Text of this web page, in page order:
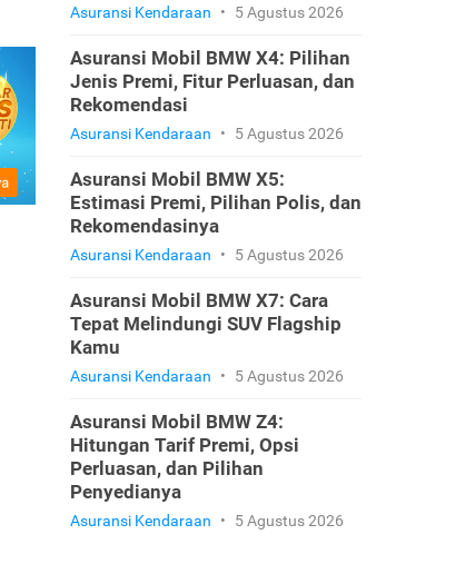
Asuransi Kendaraan • 5 Agustus 2026
Asuransi Mobil BMW X4: Pilihan
Jenis Premi, Fitur Perluasan, dan
Rekomendasi
Asuransi Kendaraan • 5 Agustus 2026
Asuransi Mobil BMW X5:
Estimasi Premi, Pilihan Polis, dan
Rekomendasinya
Asuransi Kendaraan • 5 Agustus 2026
Asuransi Mobil BMW X7: Cara
Tepat Melindungi SUV Flagship
Kamu
Asuransi Kendaraan • 5 Agustus 2026
Asuransi Mobil BMW Z4:
Hitungan Tarif Premi, Opsi
Perluasan, dan Pilihan
Penyedianya
Asuransi Kendaraan • 5 Agustus 2026